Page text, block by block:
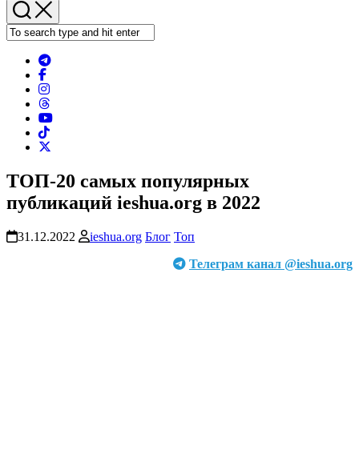
ТОП-20 самых популярных
публикаций ieshua.org в 2022
31.12.2022 ieshua.org Блог Топ
Телеграм канал @ieshua.org